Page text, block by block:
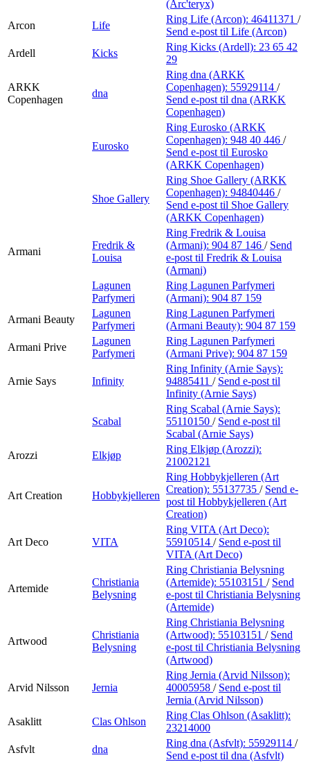
(Arc'teryx)
Arcon
Life
Ring Life (Arcon): 46411371 /
Send e-post til Life (Arcon)
Ardell
Kicks
Ring Kicks (Ardell): 23 65 42
29
ARKK
Copenhagen
dna
Ring dna (ARKK
Copenhagen): 55929114 /
Send e-post til dna (ARKK
Copenhagen)
Eurosko
Ring Eurosko (ARKK
Copenhagen): 948 40 446 /
Send e-post til Eurosko
(ARKK Copenhagen)
Shoe Gallery
Ring Shoe Gallery (ARKK
Copenhagen): 94840446 /
Send e-post til Shoe Gallery
(ARKK Copenhagen)
Armani
Fredrik &
Louisa
Ring Fredrik & Louisa
(Armani): 904 87 146 / Send
e-post til Fredrik & Louisa
(Armani)
Lagunen
Parfymeri
Ring Lagunen Parfymeri
(Armani): 904 87 159
Armani Beauty
Lagunen
Parfymeri
Ring Lagunen Parfymeri
(Armani Beauty): 904 87 159
Armani Prive
Lagunen
Parfymeri
Ring Lagunen Parfymeri
(Armani Prive): 904 87 159
Arnie Says Infinity
Ring Infinity (Arnie Says):
94885411 / Send e-post til
Infinity (Arnie Says)
Scabal
Ring Scabal (Arnie Says):
55110150 / Send e-post til
Scabal (Arnie Says)
Arozzi
Elkjøp
Ring Elkjøp (Arozzi):
21002121
Art Creation Hobbykjelleren
Ring Hobbykjelleren (Art
Creation): 55137735 / Send e-
post til Hobbykjelleren (Art
Creation)
Art Deco VITA
Ring VITA (Art Deco):
55910514 / Send e-post til
VITA (Art Deco)
Artemide
Christiania
Belysning
Ring Christiania Belysning
(Artemide): 55103151 / Send
e-post til Christiania Belysning
(Artemide)
Artwood
Christiania
Belysning
Ring Christiania Belysning
(Artwood): 55103151 / Send
e-post til Christiania Belysning
(Artwood)
Arvid Nilsson Jernia
Ring Jernia (Arvid Nilsson):
40005958 / Send e-post til
Jernia (Arvid Nilsson)
Asaklitt
Clas Ohlson
Ring Clas Ohlson (Asaklitt):
23214000
Asfvlt
dna
Ring dna (Asfvlt): 55929114 /
Send e-post til dna (Asfvlt)